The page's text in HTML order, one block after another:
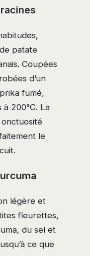
patate
Coupées
d’un
fumé,
200°C. La
le
légère et
fleurettes,
du sel et
ce que